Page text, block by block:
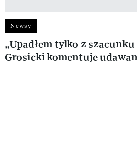
Newsy
„Upadłem tylko z
Grosicki komentuje